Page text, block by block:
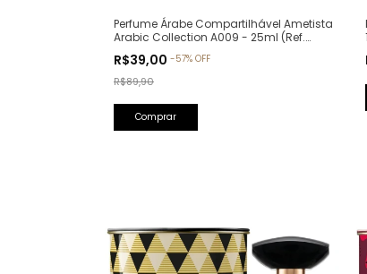
Perfume Árabe Compartilhável Ametista
Arabic Collection A009 - 25ml (Ref.
Lattafa)
R$39,00 -57% OFF
R$89,90